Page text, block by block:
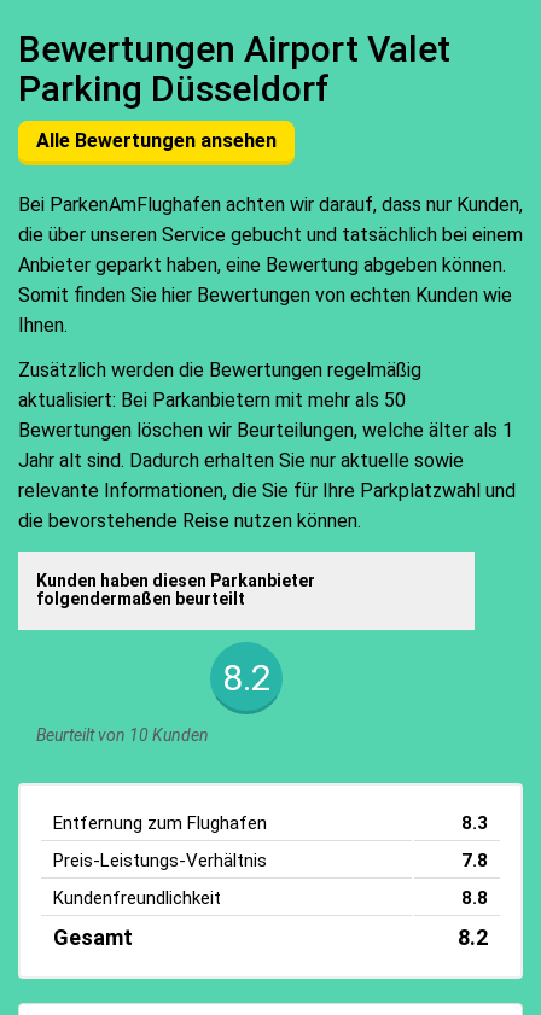
Bewertungen Airport Valet
Parking Düsseldorf
Alle Bewertungen ansehen
Bei ParkenAmFlughafen achten wir darauf, dass nur Kunden,
die über unseren Service gebucht und tatsächlich bei einem
Anbieter geparkt haben, eine Bewertung abgeben können.
Somit finden Sie hier Bewertungen von echten Kunden wie
Ihnen.
Zusätzlich werden die Bewertungen regelmäßig
aktualisiert: Bei Parkanbietern mit mehr als 50
Bewertungen löschen wir Beurteilungen, welche älter als 1
Jahr alt sind. Dadurch erhalten Sie nur aktuelle sowie
relevante Informationen, die Sie für Ihre Parkplatzwahl und
die bevorstehende Reise nutzen können.
Kunden haben diesen Parkanbieter
folgendermaßen beurteilt
8.2
Beurteilt von 10 Kunden
Entfernung zum Flughafen
8.3
Preis-Leistungs-Verhältnis
7.8
Kundenfreundlichkeit
8.8
Gesamt 8.2